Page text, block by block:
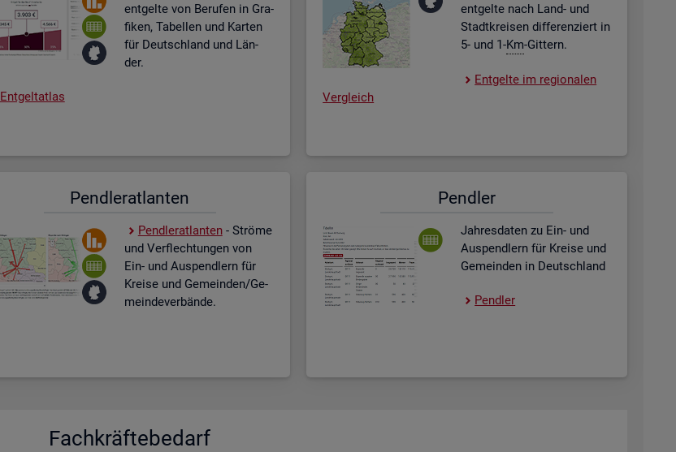
ent­gel­te von Be­ru­fen in Gra­
fi­ken, Ta­bel­len und Kar­ten
für Deutsch­land und Län­
der.
Ent­gel­t­at­las
ent­gel­te nach Land- und
Stadt­krei­sen dif­fe­ren­ziert in
5- und 1-Km-Git­tern.
Ent­gel­te im re­gio­na­len
Ver­gleich
Pend­ler­at­lan­ten
Pend­ler­at­lan­ten- Strö­me
und Ver­flech­tun­gen von
Ein- und Aus­pend­lern für
Krei­se und Ge­mein­den/Ge­
mein­de­ver­bän­de.
Pend­ler
Jah­res­da­ten zu Ein- und
Aus­pend­lern für Krei­se und
Ge­mein­den in Deutsch­land
Pend­ler
Fach­kräf­te­be­darf